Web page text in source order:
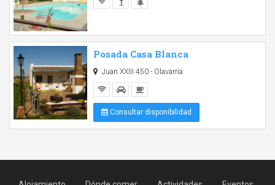
Posada Casa Blanca
Juan XXIII 450 - Olavarría
Consultar disponibilidad